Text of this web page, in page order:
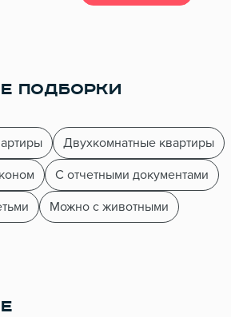
ПОДБОРКИ
Двухкомнатные квартиры
С отчетными документами
Можно с животными